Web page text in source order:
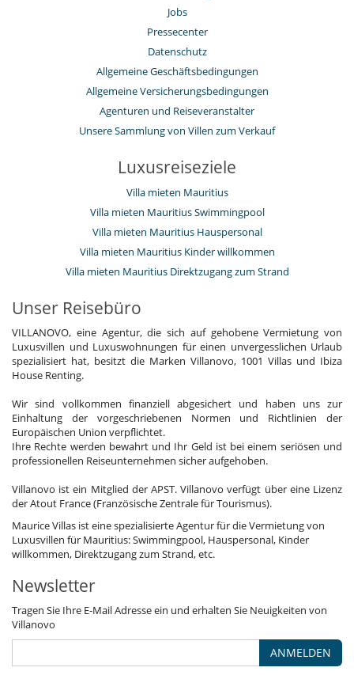
Jobs
Pressecenter
Datenschutz
Allgemeine Geschäftsbedingungen
Allgemeine Versicherungsbedingungen
Agenturen und Reiseveranstalter
Unsere Sammlung von Villen zum Verkauf
Luxusreiseziele
Villa mieten Mauritius
Villa mieten Mauritius Swimmingpool
Villa mieten Mauritius Hauspersonal
Villa mieten Mauritius Kinder willkommen
Villa mieten Mauritius Direktzugang zum Strand
Unser Reisebüro
VILLANOVO, eine Agentur, die sich auf gehobene Vermietung von
Luxusvillen und Luxuswohnungen für einen unvergesslichen Urlaub
spezialisiert hat, besitzt die Marken Villanovo, 1001 Villas und Ibiza
House Renting.
Wir sind vollkommen finanziell abgesichert und haben uns zur
Einhaltung der vorgeschriebenen Normen und Richtlinien der
Europäischen Union verpflichtet.
Ihre Rechte werden bewahrt und Ihr Geld ist bei einem seriösen und
professionellen Reiseunternehmen sicher aufgehoben.
Villanovo ist ein Mitglied der APST. Villanovo verfügt über eine Lizenz
der Atout France (Französische Zentrale für Tourismus).
Maurice Villas ist eine spezialisierte Agentur für die Vermietung von
Luxusvillen für Mauritius: Swimmingpool, Hauspersonal, Kinder
willkommen, Direktzugang zum Strand, etc.
Newsletter
Tragen Sie Ihre E-Mail Adresse ein und erhalten Sie Neuigkeiten von
Villanovo
ANMELDEN